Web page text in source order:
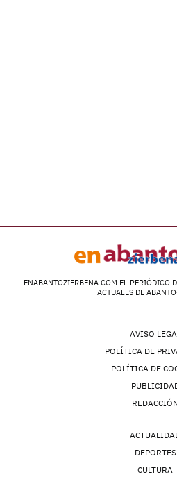
ENABANTOZIERBENA.COM EL PERIÓDICO
ACTUALES DE
AVISO
POLÍTICA DE
POLÍTICA DE
DEPORTES
CULTURA